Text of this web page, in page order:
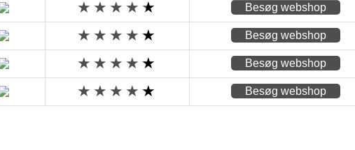
Besøg webshop
Besøg webshop
Besøg webshop
Besøg webshop